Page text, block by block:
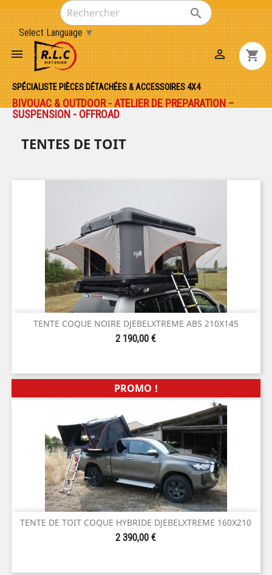

Select Language ▼
 shopping_cart

SPÉCIALISTE PIÈCES DÉTACHÉES & ACCESSOIRES 4X4
BIVOUAC & OUTDOOR - ATELIER DE PREPARATION –
SUSPENSION - OFFROAD
TENTES DE TOIT
TENTE COQUE NOIRE DJEBELXTREME ABS 210X145
Prix
2 190,00 €
TENTE DE TOIT COQUE HYBRIDE DJEBELXTREME 160X210
Prix
2 390,00 €
PROMO !